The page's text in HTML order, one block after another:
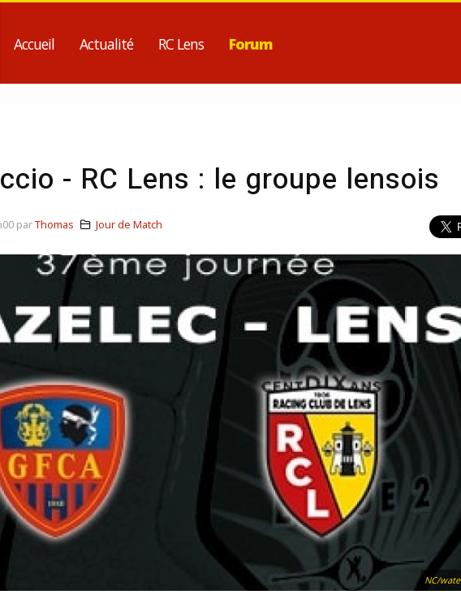
Accueil Actualité RC Lens Forum
- RC Lens : le groupe lensois
NC/
parThomas Jour de Match